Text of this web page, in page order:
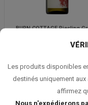
Les produits disponibles
destinés uniquement
affirmez
Nous n'expédierons
BURN COTTAGE Riesling